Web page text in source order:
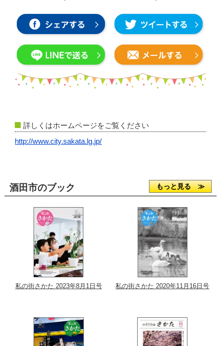
詳しくはホームページをご覧ください
http://www.city.sakata.lg.jp/
酒田市のブック もっと見る ≫
私の街さかた 2023年8月1日号 私の街さかた 2020年11月16日号